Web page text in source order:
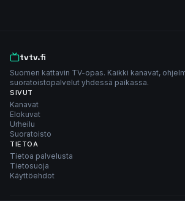
tvtv.fi
Suomen kattavin TV-opas. Kaikki kanavat,
suoratoistopalvelut yhdessä paikassa.
SIVUT
Kanavat
Elokuvat
Urheilu
Suoratoisto
TIETOA
Tietoa palvelusta
Tietosuoja
Käyttöehdot